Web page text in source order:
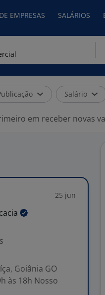
EMPRESAS SALÁRIOS
Salário
em receber novas
25 jun
Goiânia GO
às 18h Nosso